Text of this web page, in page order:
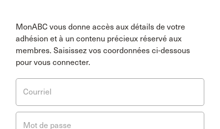
MonABC vous donne accès aux détails de votre
adhésion et à un contenu précieux réservé aux
membres. Saisissez vos coordonnées ci-dessous
pour vous connecter.
Courriel
Mot de passe